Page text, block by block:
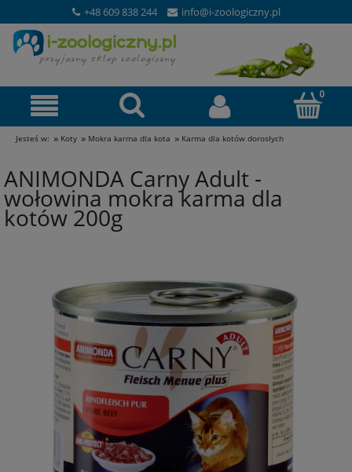
+48 609 838 244 info@i-zoologiczny.pl
Jesteś w: » Koty » Mokra karma dla kota » Karma dla kotów dorosłych
ANIMONDA Carny Adult -
wołowina mokra karma dla
kotów 200g